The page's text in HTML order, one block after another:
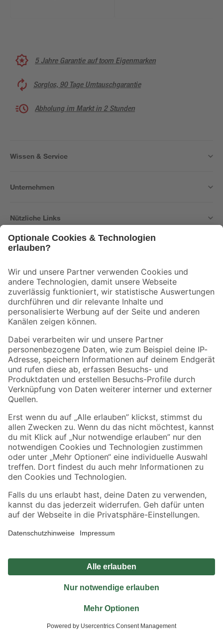
5 Jahre Garantie auf toom Eigenmarken
Sorglos, 90 Tage Umtauschgarantie
Abholung im Markt in 2 Stunden
Wissen & Service
Unternehmen
Nützliche Links
Der toom Newsletter: Keine Angebote und Aktionen mehr verpassen!
Zur Newsletter Anmeldung
Folge uns
Zahlungsarten Versandarten
Sicher einkaufen
Jetzt die toom-App herunterladen
Alle Preisangaben in EUR inkl. gesetzl. MwSt.. Die dargestellten Angebote sind unter
Umständen nicht in allen Märkten verfügbar. Die angegebenen Verfügbarkeiten beziehen
Produkte nur solange der Vorrat reicht.
*Paketversand ab 59 € versandkostenfrei, gilt nicht für Artikel mit Speditionsversand, hier
Privatsphäre Impressum
Nutzungsbedingungen
Widerrufsrecht
Vertrag widerrufen
© 2026 toom Baumarkt GmbH